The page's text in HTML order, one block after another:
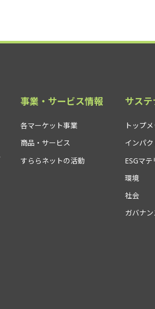
事業・サービス情報
各マーケット事業
商品・サービス
すららネットの活動
サステ
トップ
インパ
ESGマテ
環境
社会
ガバナン